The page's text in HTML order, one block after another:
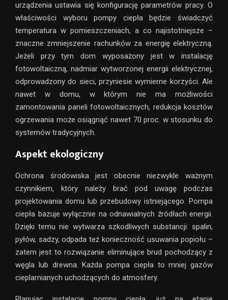
urządzenia ustawia się konfigurację parametrów pracy. O
właściwości wyboru pompy ciepła będzie świadczyć
temperatura w pomieszczeniach, a co najistotniejsze –
znaczne zmniejszenie rachunków za energię elektryczną.
Jeżeli przy tym dom wyposażony jest w instalację
fotowoltaiczną, nadmiar wytworzonej energii elektrycznej,
odprowadzony do sieci, przyniesie wymierne korzyści. Ale
nawet w domu, w którym nie ma możliwości
zamontowania paneli fotowoltaicznych, redukcja kosztów
ogrzewania może osiągnąć nawet 70 proc. w stosunku do
systemów tradycyjnych.
Aspekt ekologiczny
Ochrona środowiska jest obecnie niezwykle ważnym
czynnikiem, który należy brać pod uwagę podczas
projektowania domu lub przebudowy istniejącego. Pompa
ciepła bazuje wyłącznie na odnawialnych źródłach energii.
Dzięki temu nie wytwarza szkodliwych substancji: spalin,
pyłów, sadzy, odpada też konieczność usuwania popiołu –
zatem jest to rozwiązanie eliminujące brud pochodzący z
węgla lub drewna. Każda pompa ciepła to mniej gazów
cieplarnianych uchodzących do atmosfery.